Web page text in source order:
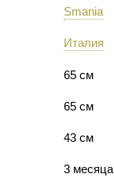
Smania
Италия
65 см
65 см
43 см
3 месяца